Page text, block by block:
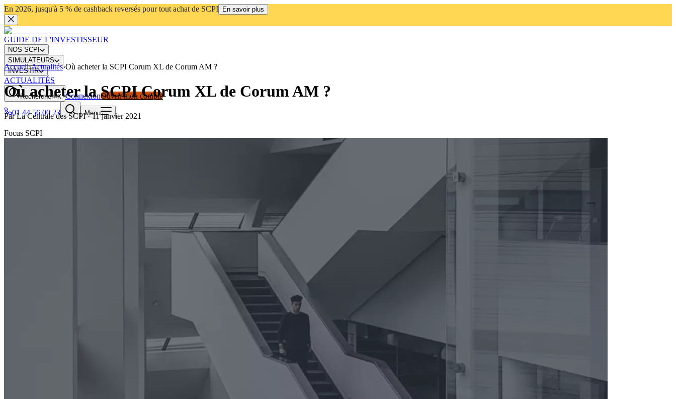
En 2026, jusqu'à 5 % de cashback reversés pour tout achat de SCPI En savoir plus
GUIDE DE L'INVESTISSEUR
NOS SCPI
SIMULATEURS
INVESTIR
ACTUALITÉS
Rechercher⌘K ConnexionOuvrir mon compte
01 44 56 00 23
Menu
Accueil›Actualités›Où acheter la SCPI Corum XL de Corum AM ?
Où acheter la SCPI Corum XL de Corum AM ?
Par La Centrale des SCPI·11 janvier 2021
Focus SCPI